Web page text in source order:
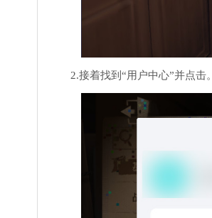
2.接着找到“用户中心”并点击。